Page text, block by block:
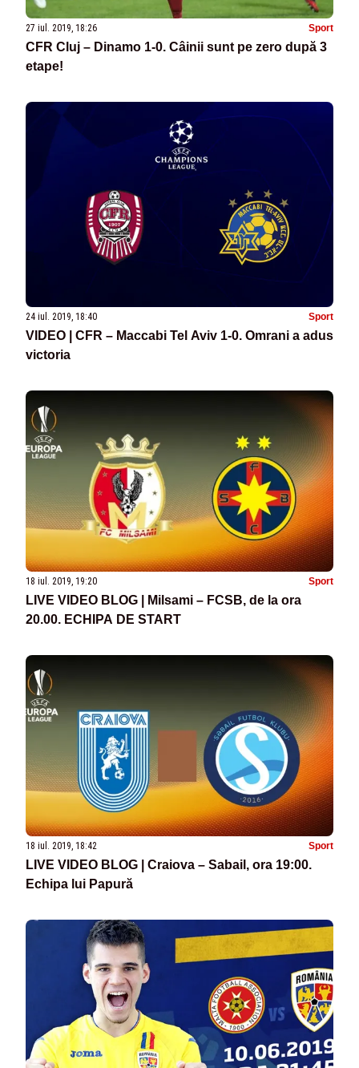
27 iul. 2019, 18:26 Sport
CFR Cluj – Dinamo 1-0. Câinii sunt pe zero după 3
etape!
24 iul. 2019, 18:40 Sport
VIDEO | CFR – Maccabi Tel Aviv 1-0. Omrani a adus
victoria
18 iul. 2019, 19:20 Sport
LIVE VIDEO BLOG | Milsami – FCSB, de la ora
20.00. ECHIPA DE START
18 iul. 2019, 18:42 Sport
LIVE VIDEO BLOG | Craiova – Sabail, ora 19:00.
Echipa lui Papură